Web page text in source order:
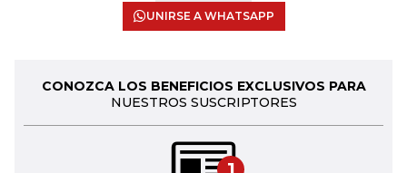
UNIRSE A WHATSAPP
CONOZCA LOS BENEFICIOS EXCLUSIVOS PARA
NUESTROS SUSCRIPTORES